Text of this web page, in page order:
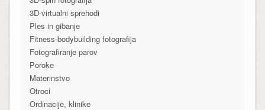
3D-virtualni sprehodi
Ples in gibanje
Fitness-bodybuilding fotografija
Fotografiranje parov
Poroke
Materinstvo
Otroci
Ordinacije, klinike